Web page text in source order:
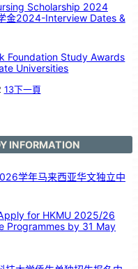
Scholarship 2024
金2024-Interview Dates &
Foundation Study Awards
Universities
13下一頁
INFORMATION
学年马来西亚华文独立中
Apply for HKMU 2025/26
Programmes by 31 May